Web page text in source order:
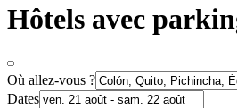
Hôtels avec
Où allez-vous ?
Dates